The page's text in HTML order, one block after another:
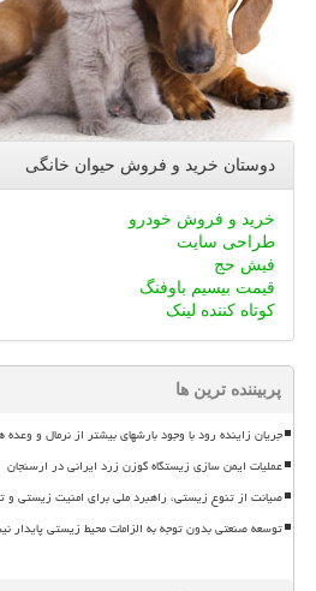
دوستان خرید و فروش حیوان خانگی
خرید و فروش خودرو
طراحی سایت
فیش حج
قیمت بیسیم باوفنگ
کوتاه کننده لینک
پربیننده ترین ها
جریان زاینده رود با وجود بارشهای بیشتر از نرمال و
عملیات ایمن سازی زیستگاه گوزن زرد ایرانی در ارسنجان
صیانت از تنوع زیستی، راهبرد ملی برای امنیت زیستی و
توسعه صنعتی بدون توجه به الزامات محیط زیستی پایدار